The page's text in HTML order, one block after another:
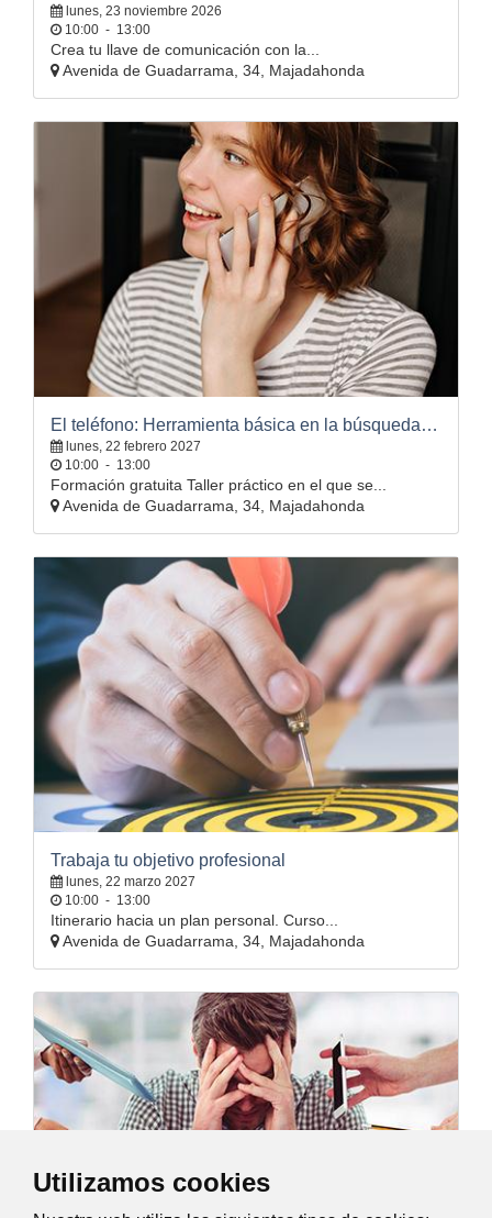
Utilizamos cookies
lunes, 23 noviembre 2026
10:00 - 13:00
Crea tu llave de comunicación con la...
Avenida de Guadarrama, 34, Majadahonda
El teléfono: Herramienta básica en la búsqueda de empleo
lunes, 22 febrero 2027
10:00 - 13:00
Formación gratuita Taller práctico en el que se...
Avenida de Guadarrama, 34, Majadahonda
Trabaja tu objetivo profesional
lunes, 22 marzo 2027
10:00 - 13:00
Itinerario hacia un plan personal. Curso...
Avenida de Guadarrama, 34, Majadahonda